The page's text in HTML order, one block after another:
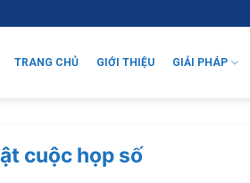
TRANG CHỦ GIỚI THIỆU GIẢI PHÁP
cuộc họp số